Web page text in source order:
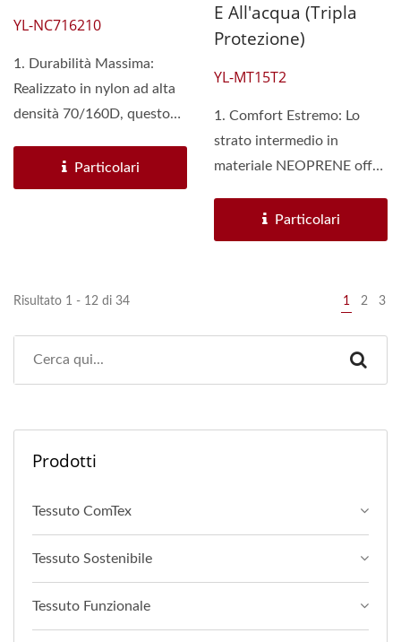
YL-NC716210
1. Durabilità Massima:
Realizzato in nylon ad alta
densità 70/160D, questo
Particolari
E All'acqua (Tripla
Protezione)
YL-MT15T2
1. Comfort Estremo: Lo
strato intermedio in
materiale NEOPRENE offre
Particolari
Risultato 1 - 12 di 34 1 2 3
Prodotti
Tessuto ComTex
Tessuto Sostenibile
Tessuto Funzionale